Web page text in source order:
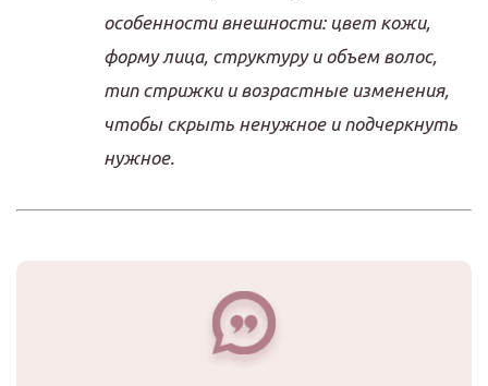
особенности внешности: цвет кожи,
форму лица, структуру и объем волос,
тип стрижки и возрастные изменения,
чтобы скрыть ненужное и подчеркнуть
нужное.